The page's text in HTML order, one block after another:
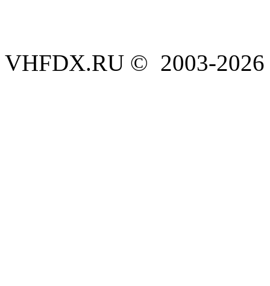
VHFDX.RU © 2003-2026